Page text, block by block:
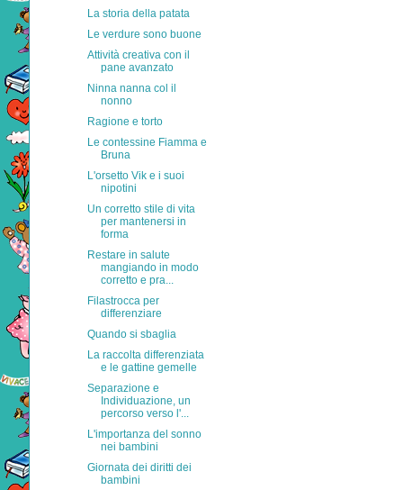
La storia della patata
Le verdure sono buone
Attività creativa con il
pane avanzato
Ninna nanna col il
nonno
Ragione e torto
Le contessine Fiamma e
Bruna
L'orsetto Vik e i suoi
nipotini
Un corretto stile di vita
per mantenersi in
forma
Restare in salute
mangiando in modo
corretto e pra...
Filastrocca per
differenziare
Quando si sbaglia
La raccolta differenziata
e le gattine gemelle
Separazione e
Individuazione, un
percorso verso l'...
L'importanza del sonno
nei bambini
Giornata dei diritti dei
bambini